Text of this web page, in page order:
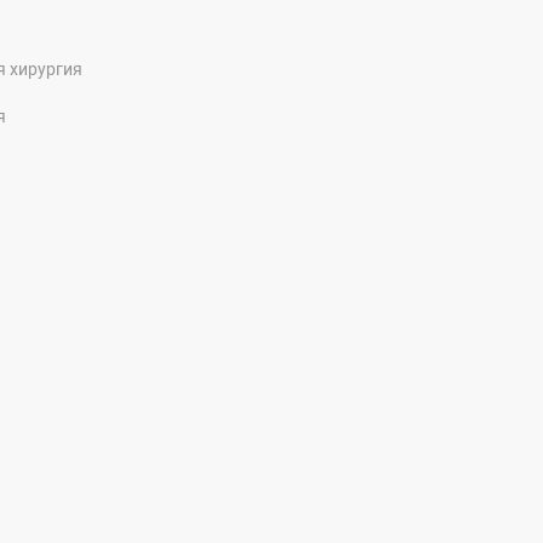
хирургия